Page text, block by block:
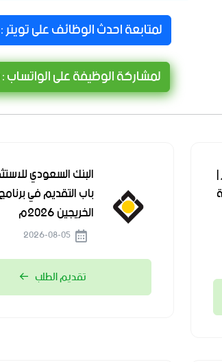
لمتابعة احدث الوظائف على
لمشاركة الوظيفة على
| البنك السعودي
باب التقديم في
الخريجين 2026م
تقديم الطلب